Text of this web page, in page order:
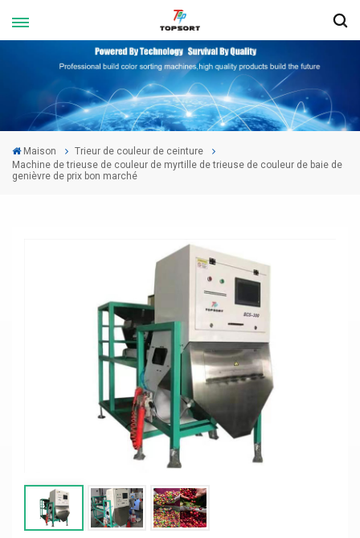
Maison
Trieur de couleur de ceinture
Machine de trieuse de couleur de myrtille de trieuse de couleur de baie de
genièvre de prix bon marché